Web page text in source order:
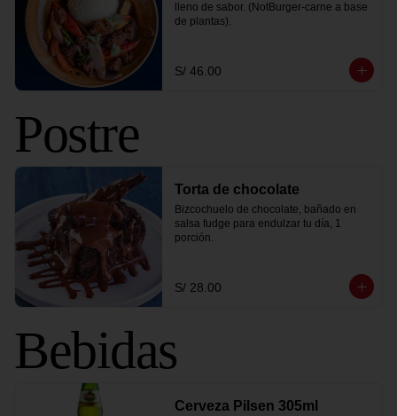
lleno de sabor. (NotBurger-carne a base
de plantas).
S/ 46.00
Postre
Torta de chocolate
Bizcochuelo de chocolate, bañado en
salsa fudge para endulzar tu día, 1
porción.
S/ 28.00
Bebidas
Cerveza Pilsen 305ml